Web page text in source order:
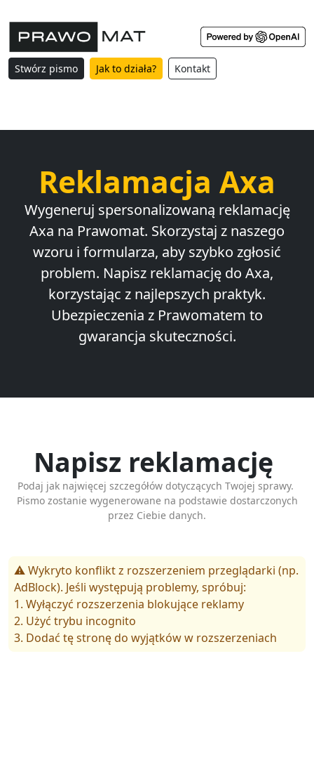
Stwórz pismo Jak to działa? Kontakt
Reklamacja Axa
Wygeneruj spersonalizowaną reklamację
Axa na Prawomat. Skorzystaj z naszego
wzoru i formularza, aby szybko zgłosić
problem. Napisz reklamację do Axa,
korzystając z najlepszych praktyk.
Ubezpieczenia z Prawomatem to
gwarancja skuteczności.
Napisz reklamację
Podaj jak najwięcej szczegółów dotyczących Twojej sprawy.
Pismo zostanie wygenerowane na podstawie dostarczonych
przez Ciebie danych.
⚠️ Wykryto konflikt z rozszerzeniem przeglądarki (np.
AdBlock). Jeśli występują problemy, spróbuj:
1. Wyłączyć rozszerzenia blokujące reklamy
2. Użyć trybu incognito
3. Dodać tę stronę do wyjątków w rozszerzeniach